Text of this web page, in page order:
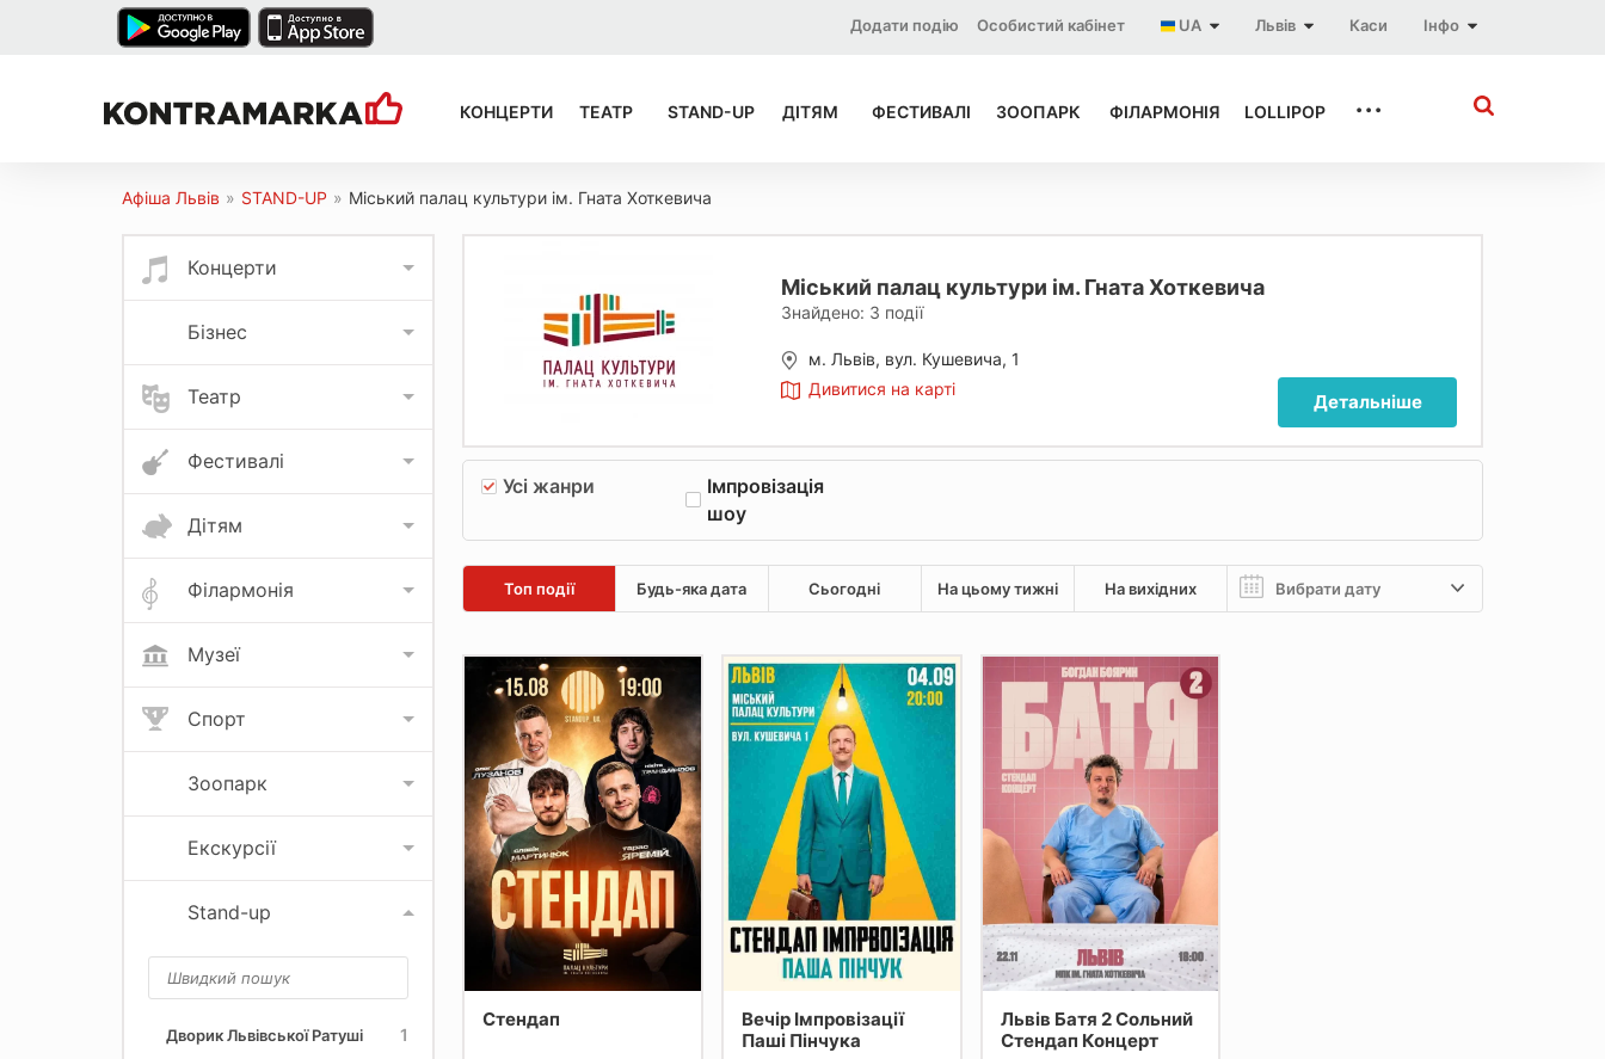
Інфо
Каси
Львів
UA
Особистий кабінет
Додати подію
КОНЦЕРТИ ТЕАТР STAND-UP ДІТЯМ ФЕСТИВАЛІ ЗООПАРК ФІЛАРМОНІЯ LOLLIPOP ...
Афіша Львів » STAND-UP » Міський палац культури ім. Гната Хоткевича
Концерти
Бізнес
Театр
Фестивалі
Дітям
Філармонія
Музеї
Спорт
Зоопарк
Екскурсії
Stand-up
Дворик Львівської Ратуші 1
Міський палац культури ім. Гната Хоткевича
Знайдено: 3 події
м. Львів, вул. Кушевича, 1
Дивитися на карті
Детальніше
Усі жанри
Імпровізація
шоу
Топ події Будь-яка дата Сьогодні На цьому тижні На вихідних
Стендап
Вечір Імпровізації
Паші Пінчука
Львів Батя 2 Сольний
Стендап Концерт